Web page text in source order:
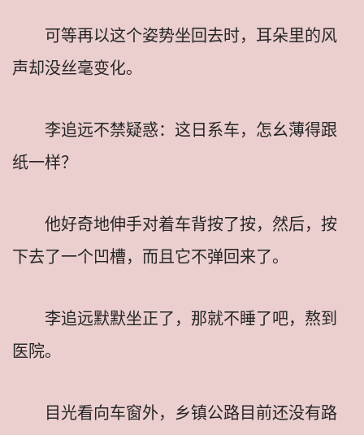
可等再以这个姿势坐回去时，耳朵里的风
声却没丝毫变化。
李追远不禁疑惑：这日系车，怎幺薄得跟
纸一样？
他好奇地伸手对着车背按了按，然后，按
下去了一个凹槽，而且它不弹回来了。
李追远默默坐正了，那就不睡了吧，熬到
医院。
目光看向车窗外，乡镇公路目前还没有路